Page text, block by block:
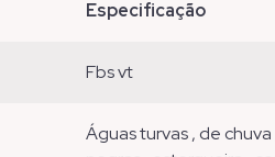
especificação
fbs vt
águas turvas , de chuva , reuso ,fossas sépticas , ete , eta , águas sujas , cinzas ,